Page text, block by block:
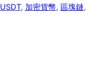
USDT, 加密貨幣, 區塊鏈,